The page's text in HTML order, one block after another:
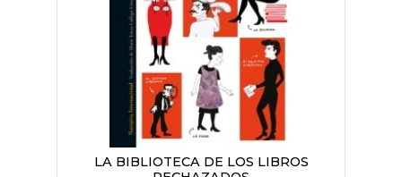
LA BIBLIOTECA DE LOS LIBROS